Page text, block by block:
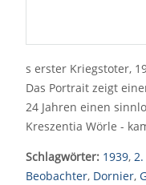
s erster Kriegstoter,
Das Portrait zeigt
24 Jahren einen
Kreszentia Wörle -
Schlagwörter: 1939,
Beobachter, Dornier,